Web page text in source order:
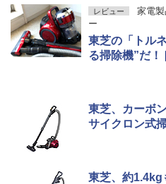
レビュー 家電
ー
東芝の「トル
る掃除機”だ！
東芝、カーボ
サイクロン式
東芝、約1.4kg